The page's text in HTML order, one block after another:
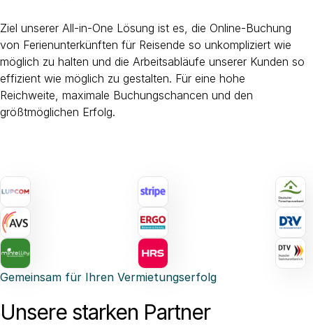
Ziel unserer All-in-One Lösung ist es, die Online-Buchung
von Ferienunterkünften für Reisende so unkompliziert wie
möglich zu halten und die Arbeitsabläufe unserer Kunden so
effizient wie möglich zu gestalten. Für eine hohe
Reichweite, maximale Buchungschancen und den
größtmöglichen Erfolg.
Gemeinsam für Ihren Vermietungserfolg
Unsere starken Partner